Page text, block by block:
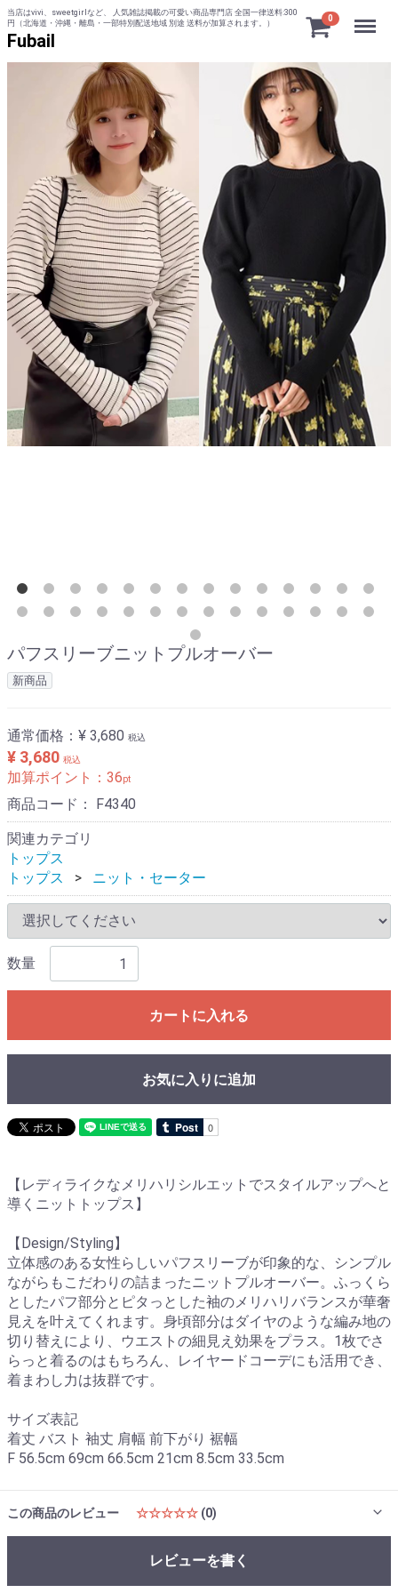
当店はvivi、sweetgirlなど、 人気雑誌掲載の可愛い商品専門店 全国一律送料:300
円（北海道・沖縄・離島・一部特別配送地域 別途 送料が加算されます。）
Fubail
0 Menu
パフスリーブニットプルオーバー
新商品
通常価格： ¥ 3,680 税込
¥ 3,680 税込
加算ポイント： 36pt
商品コード： F4340
関連カテゴリ
トップス
トップス
ニット・セーター
数量
カートに入れる
お気に入りに追加
【レディライクなメリハリシルエットでスタイルアップへと
導くニットトップス】
【Design/Styling】
立体感のある女性らしいパフスリーブが印象的な、シンプル
ながらもこだわりの詰まったニットプルオーバー。ふっくら
としたパフ部分とピタっとした袖のメリハリバランスが華奢
見えを叶えてくれます。身頃部分はダイヤのような編み地の
切り替えにより、ウエストの細見え効果をプラス。1枚でさ
らっと着るのはもちろん、レイヤードコーデにも活用でき、
着まわし力は抜群です。
サイズ表記
着丈 バスト 袖丈 肩幅 前下がり 裾幅
F 56.5cm 69cm 66.5cm 21cm 8.5cm 33.5cm
この商品のレビュー ☆☆☆☆☆ (0)
レビューを書く